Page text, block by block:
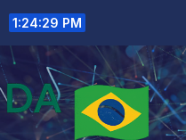
1:24:31 PM